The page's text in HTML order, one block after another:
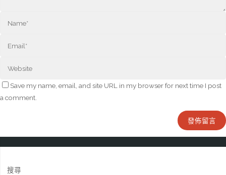
Save my name, email, and site URL in my browser for next time I post
a comment.
搜尋